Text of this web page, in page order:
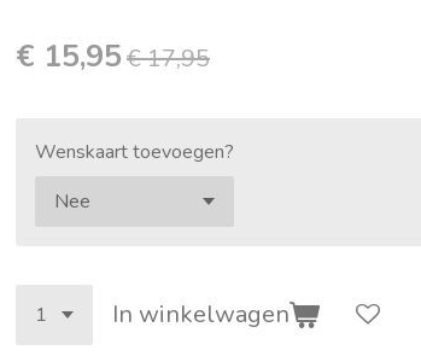
€ 15,95€ 17,95
Wenskaart toevoegen?
In winkelwagen